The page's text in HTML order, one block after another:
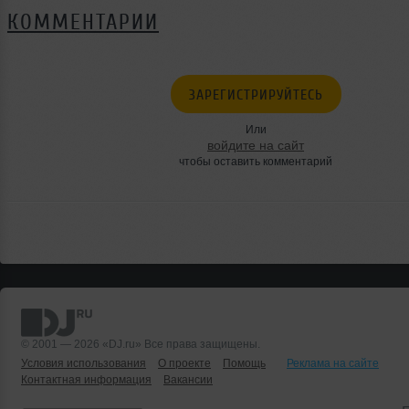
КОММЕНТАРИИ
ЗАРЕГИСТРИРУЙТЕСЬ
Или
войдите на сайт
чтобы оставить комментарий
© 2001 — 2026 «DJ.ru» Все права защищены.
Условия использования
О проекте Помощь
Реклама на сайте
Контактная информация
Вакансии